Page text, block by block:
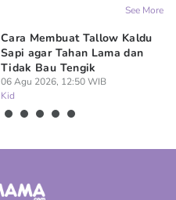
See More
Cara Membuat Tallow Kaldu
Sapi agar Tahan Lama dan
Tidak Bau Tengik
06 Agu 2026, 12:50 WIB
Kid